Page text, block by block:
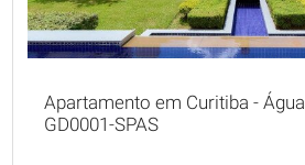
Apartamento em Curitiba -
GD0001-SPAS